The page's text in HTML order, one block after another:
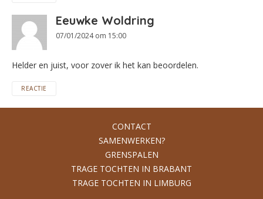
Eeuwke Woldring
07/01/2024 om 15:00
Helder en juist, voor zover ik het kan beoordelen.
REACTIE
CONTACT
SAMENWERKEN?
GRENSPALEN
TRAGE TOCHTEN IN BRABANT
TRAGE TOCHTEN IN LIMBURG